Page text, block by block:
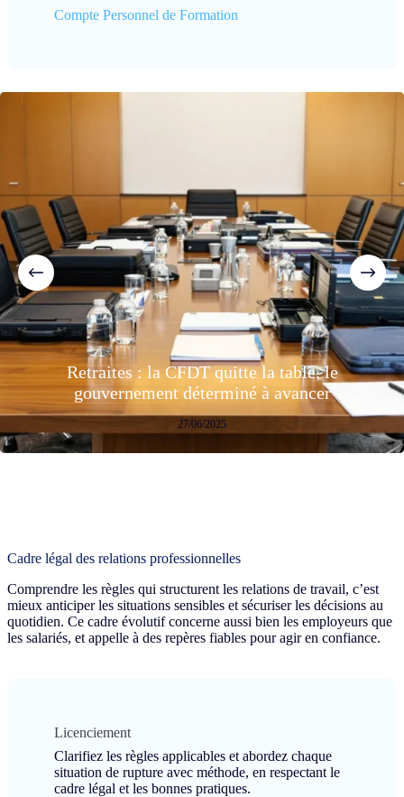
Compte Personnel de Formation
Retraites : la CFDT quitte la table, le
gouvernement déterminé à avancer
27/06/2025
Cadre légal des relations professionnelles
Comprendre les règles qui structurent les relations de travail, c’est
mieux anticiper les situations sensibles et sécuriser les décisions au
quotidien. Ce cadre évolutif concerne aussi bien les employeurs que
les salariés, et appelle à des repères fiables pour agir en confiance.
Licenciement
Clarifiez les règles applicables et abordez chaque
situation de rupture avec méthode, en respectant le
cadre légal et les bonnes pratiques.